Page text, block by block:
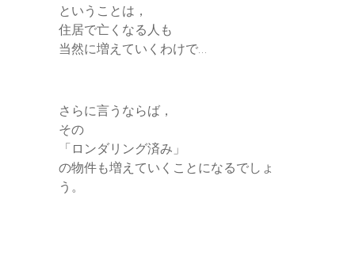
ということは，
住居で亡くなる人も
当然に増えていくわけで…
さらに言うならば，
その
「ロンダリング済み」
の物件も増えていくことになるでしょ
う。